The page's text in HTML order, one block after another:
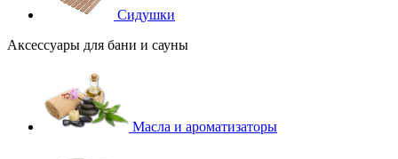
Сидушки
Аксессуары для бани и сауны
Масла и ароматизаторы